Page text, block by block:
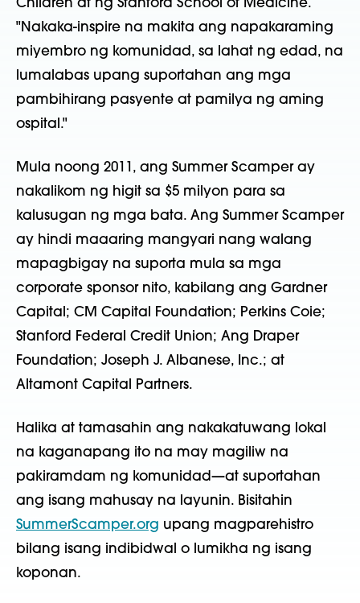
Children at ng Stanford School of Medicine.
"Nakaka-inspire na makita ang napakaraming
miyembro ng komunidad, sa lahat ng edad, na
lumalabas upang suportahan ang mga
pambihirang pasyente at pamilya ng aming
ospital."
Mula noong 2011, ang Summer Scamper ay
nakalikom ng higit sa $5 milyon para sa
kalusugan ng mga bata. Ang Summer Scamper
ay hindi maaaring mangyari nang walang
mapagbigay na suporta mula sa mga
corporate sponsor nito, kabilang ang Gardner
Capital; CM Capital Foundation; Perkins Coie;
Stanford Federal Credit Union; Ang Draper
Foundation; Joseph J. Albanese, Inc.; at
Altamont Capital Partners.
Halika at tamasahin ang nakakatuwang lokal
na kaganapang ito na may magiliw na
pakiramdam ng komunidad—at suportahan
ang isang mahusay na layunin. Bisitahin
SummerScamper.org upang magparehistro
bilang isang indibidwal o lumikha ng isang
koponan.